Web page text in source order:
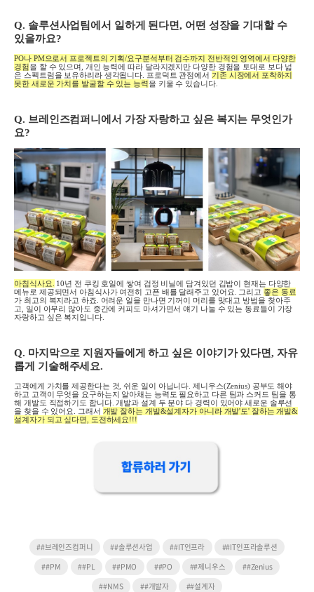
Q. 솔루션사업팀에서 일하게 된다면, 어떤 성장을 기대할 수
있을까요?
PO나PM으로서 프로젝트의 기획/요구분석부터 검수까지 전반적인 영역에서 다양한
경험을 할 수 있으며
개인 능력에 따라 달라지겠지만 다양한 경험을 토대로 보다 넓
은 스펙트럼을 보유하리라 생각됩니다 프로덕트 관점에서 기존 시장에서 포착하지
못한 새로운 가치를 발굴할 수 있는 능력을 키울 수 있습니다.
Q. 브레인즈컴퍼니에서 가장 자랑하고 싶은 복지는 무엇인가
요?
아침식사요 10년 전 쿠킹 호일에 쌓여 검정 비닐에 담겨있던 김밥이 현재는 다양한
메뉴로 제공되면서 아침식사가 여전히 고픈 배를 달래주고 있어요 그리고 좋은 동료
가 최고의 복지라고 하죠
어려운 일을 만나면 기꺼이 머리를 맞대고 방법을 찾아주
고
일이 아무리 많아도 중간에 커피도 마셔가면서 얘기 나눌 수 있는 동료들이 가장
자랑하고 싶은 복지입니다.
Q. 마지막으로 지원자들에게 하고 싶은 이야기가 있다면, 자유
롭게 기술해주세요.
고객에게 가치를 제공한다는 것 ,쉬운 일이 아닙니다 .제니우스(Zenius) 공부도 해야
하고 고객이 무엇을 요구하는지 알아채는 능력도 필요하고 다른 팀과 스커드 팀을 통
해 개발도 직접하기도 합니다. 개발과 설계 두 분야 다 경력이 있어야 새로운 솔루션
을 찾을 수 있어요
그래서 개발 잘하는 개발&설계자가 아니라 개발'도' 잘하는 개발&
설계자가 되고 싶다면,
도전하세요!!!
##브레인즈컴퍼니 ##솔루션사업 ##IT인프라
##IT인프라솔루션
##PM
##PL ##PMO ##PO ##제니우스
##Zenius
##NMS
##개발자 ##설계자